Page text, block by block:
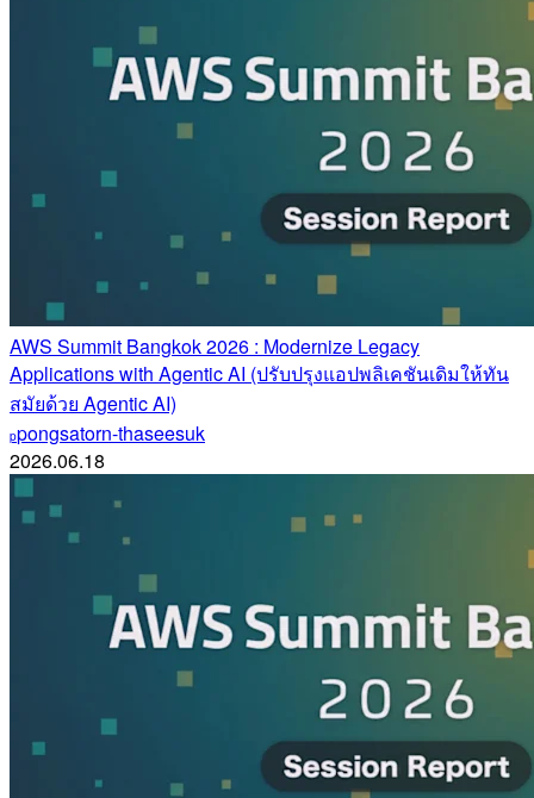
AWS Summit Bangkok 2026 : Modernize Legacy
Applications with Agentic AI (ปรับปรุงแอปพลิเคชันเดิมให้ทัน
สมัยด้วย Agentic AI)
ppongsatorn-thaseesuk
2026.06.18